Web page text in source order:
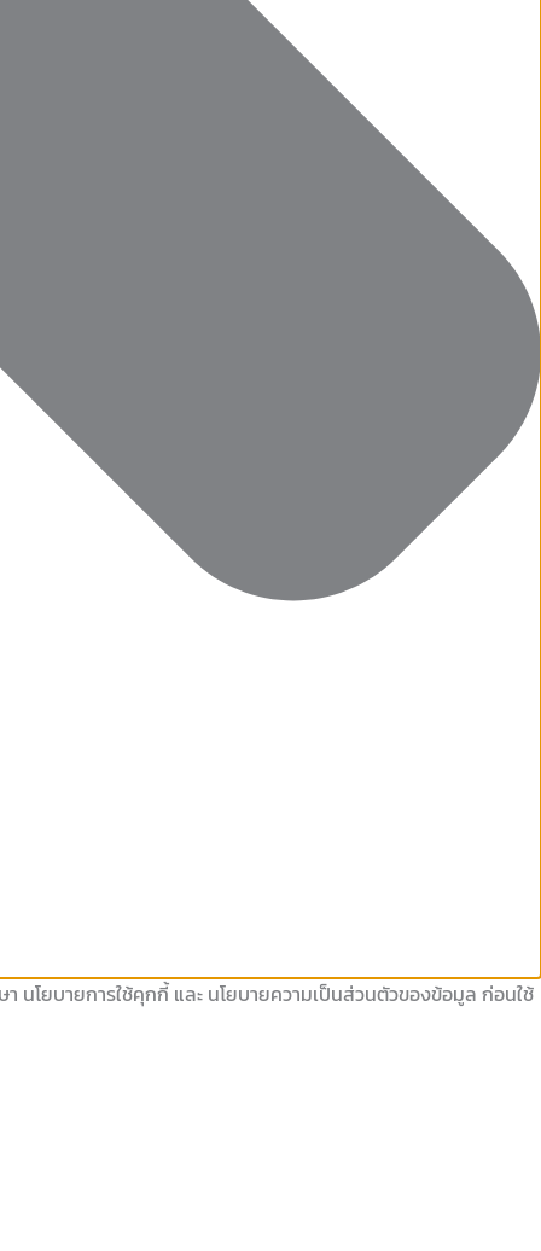
นโยบายการใช้คุกกี้ และ นโยบายความเป็นส่วนตัวของข้อมูล ก่อนใช้